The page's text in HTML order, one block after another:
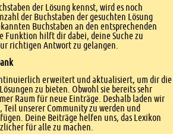
der Lösung kennst, wird es noch
der Buchstaben der gesuchten Lösung
Buchstaben an den entsprechenden
Funktion hilft dir dabei, deine Suche zu
richtigen Antwort zu gelangen.
erweitert und aktualisiert, um dir die
zu bieten. Obwohl sie bereits sehr
Raum für neue Einträge. Deshalb laden wir
unserer Community zu werden und
Deine Beiträge helfen uns, das Lexikon
für alle zu machen.